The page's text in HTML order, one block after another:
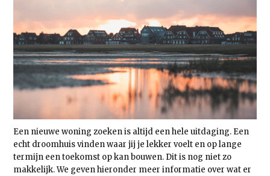
Een nieuwe woning zoeken is altijd een hele uitdaging. Een
echt droomhuis vinden waar jij je lekker voelt en op lange
termijn een toekomst op kan bouwen. Dit is nog niet zo
makkelijk. We geven hieronder meer informatie over wat er